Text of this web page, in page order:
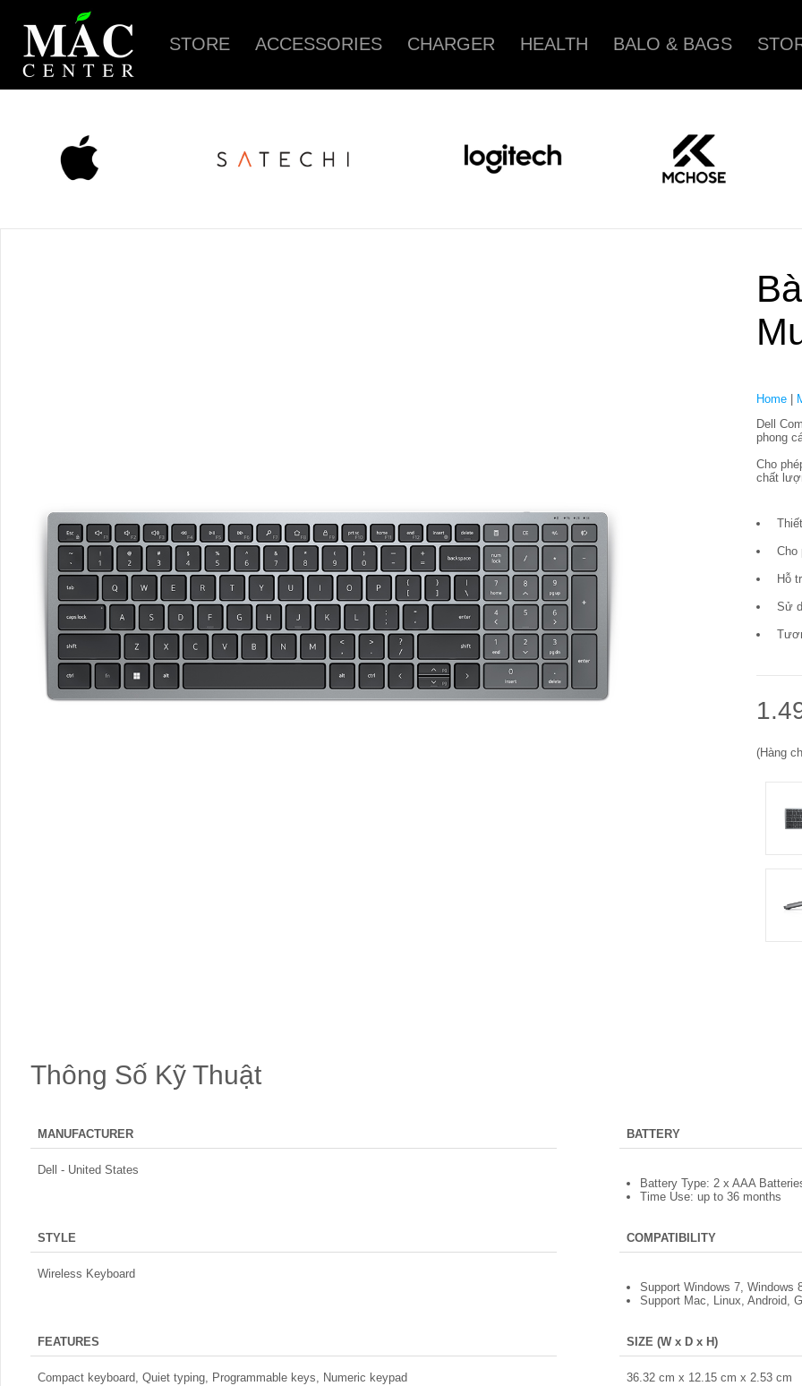
STORE ACCESSORIES CHARGER HEALTH BALO & BAGS
Home
Dell
phong
Cho
chất
Cho
Hỗ
Sử
(Hàng
Thông Số Kỹ Thuật
MANUFACTURER
Dell - United States
STYLE
Wireless Keyboard
FEATURES
Compact keyboard, Quiet typing, Programmable keys, Numeric keypad
BATTERY
Battery Type: 2 x AAA
Time Use: up to 36 months
COMPATIBILITY
Support Windows 7, Windows
Support Mac, Linux, Android,
SIZE (W x D x H)
36.32 cm x 12.15 cm x 2.53 cm